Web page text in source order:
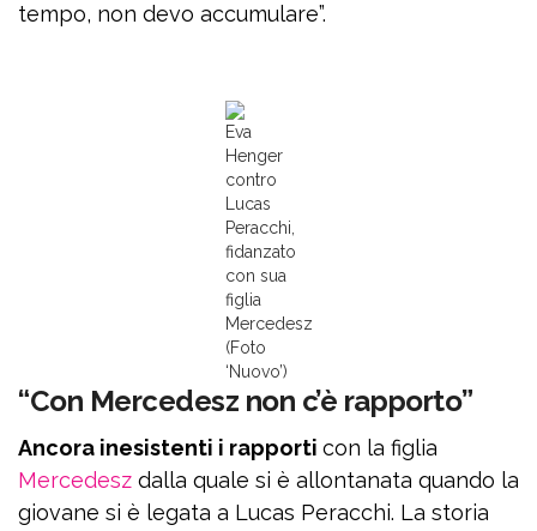
tempo, non devo accumulare”.
Eva
Henger
contro
Lucas
Peracchi,
fidanzato
con sua
figlia
Mercedesz
(Foto
‘Nuovo’)
“Con Mercedesz non c’è rapporto”
Ancora inesistenti i rapporti con la figlia
Mercedesz dalla quale si è allontanata quando la
giovane si è legata a Lucas Peracchi. La storia